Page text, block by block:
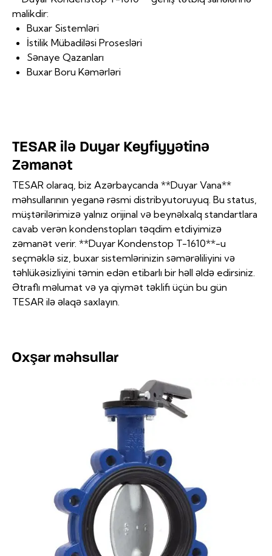
malikdir:
Buxar Sistemləri
İstilik Mübadiləsi Prosesləri
Sənaye Qazanları
Buxar Boru Kəmərləri
TESAR ilə Duyar Keyfiyyətinə
Zəmanət
TESAR olaraq, biz Azərbaycanda **Duyar Vana**
məhsullarının yeganə rəsmi distribyutoruyuq. Bu status,
müştərilərimizə yalnız orijinal və beynəlxalq standartlara
cavab verən kondenstopları təqdim etdiyimizə
zəmanət verir. **Duyar Kondenstop T-1610**-u
seçməklə siz, buxar sistemlərinizin səmərəliliyini və
təhlükəsizliyini təmin edən etibarlı bir həll əldə edirsiniz.
Ətraflı məlumat və ya qiymət təklifi üçün bu gün
TESAR ilə əlaqə saxlayın.
Oxşar məhsullar